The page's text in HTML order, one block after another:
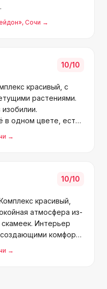
, Сочи →
10/10
красивый, с
растениями.
в одном цвете, есть
кстати оказалась,
→
10/10
красивый,
атмосфера из-
Интерьер
комфорт
на месте.
на случай
→